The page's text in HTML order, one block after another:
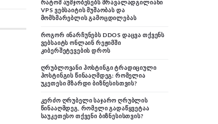
ᲠᲐᲢᲝᲛ ᲐᲣᲛᲯᲝᲑᲔᲡᲔᲑᲡ ᲛᲠᲐᲕᲐᲚᲐᲓᲒᲘᲚᲘᲐᲜᲘ
VPS ᲕᲔᲑᲡᲐᲘᲢᲘᲡ ᲛᲣᲨᲐᲝᲑᲐᲡ ᲓᲐ
ᲛᲝᲛᲮᲛᲐᲠᲔᲑᲚᲘᲡ ᲒᲐᲛᲝᲪᲓᲘᲚᲔᲑᲐᲡ
ᲠᲝᲒᲝᲠ ᲘᲜᲐᲠᲩᲣᲜᲔᲑᲡ DDOS ᲓᲐᲪᲕᲐ ᲗᲥᲕᲔᲜᲡ
ᲕᲔᲑᲡᲐᲘᲢᲡ ᲝᲜᲚᲐᲘᲜ ᲠᲔᲟᲘᲛᲨᲘ
ᲙᲘᲑᲔᲠᲨᲔᲢᲔᲕᲔᲑᲘᲡ ᲓᲠᲝᲡ
ᲦᲠᲣᲑᲚᲝᲕᲐᲜᲘ ᲰᲝᲡᲢᲘᲜᲒᲘ ᲢᲠᲐᲓᲘᲪᲘᲣᲚᲘ
ᲰᲝᲡᲢᲘᲜᲒᲘᲡ ᲬᲘᲜᲐᲐᲦᲛᲓᲔᲒ: ᲠᲝᲛᲔᲚᲘᲐ
ᲣᲙᲔᲗᲔᲡᲘ ᲛᲖᲐᲠᲓᲘ ᲑᲘᲖᲜᲔᲡᲘᲡᲗᲕᲘᲡ?
ᲙᲔᲠᲫᲝ ᲦᲠᲣᲑᲔᲚᲘ ᲡᲐᲯᲐᲠᲝ ᲦᲠᲣᲑᲚᲘᲡ
ᲬᲘᲜᲐᲐᲦᲛᲓᲔᲒ, ᲠᲝᲛᲔᲚᲘ ᲒᲐᲓᲐᲬᲧᲕᲔᲢᲐᲐ
ᲡᲐᲣᲙᲔᲗᲔᲡᲝ ᲗᲥᲕᲔᲜᲘ ᲑᲘᲖᲜᲔᲡᲘᲡᲗᲕᲘᲡ?